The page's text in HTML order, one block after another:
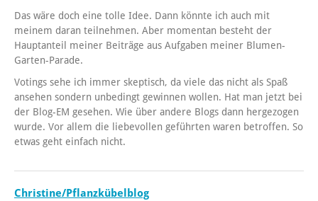
Das wäre doch eine tolle Idee. Dann könnte ich auch mit
meinem daran teilnehmen. Aber momentan besteht der
Hauptanteil meiner Beiträge aus Aufgaben meiner Blumen-
Garten-Parade.
Votings sehe ich immer skeptisch, da viele das nicht als Spaß
ansehen sondern unbedingt gewinnen wollen. Hat man jetzt bei
der Blog-EM gesehen. Wie über andere Blogs dann hergezogen
wurde. Vor allem die liebevollen geführten waren betroffen. So
etwas geht einfach nicht.
Christine/Pflanzkübelblog